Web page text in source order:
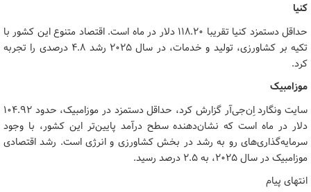
کنیا
حداقل دستمزد کنیا تقریبا ۱۱۸.۲۰ دلار در ماه است. اقتصاد متنوع این کشور با
تکیه بر کشاورزی، تولید و خدمات، در سال ۲۰۲۵ رشد ۴.۸ درصدی را تجربه
کرد.
موزامبیک
سایت ونگارد اِن‌جی‌آر گزارش کرد، حداقل دستمزد در موزامبیک، حدود ۱۰۴.۹۲
دلار در ماه است که نشان‌دهنده سطح درآمد پایین‌تر این کشور، با وجود
سرمایه‌گذاری‌های رو به رشد در بخش کشاورزی و انرژی است. رشد اقتصادی
موزامبیک در سال ۲۰۲۵، به ۲.۵ درصد رسید.
انتهای پیام